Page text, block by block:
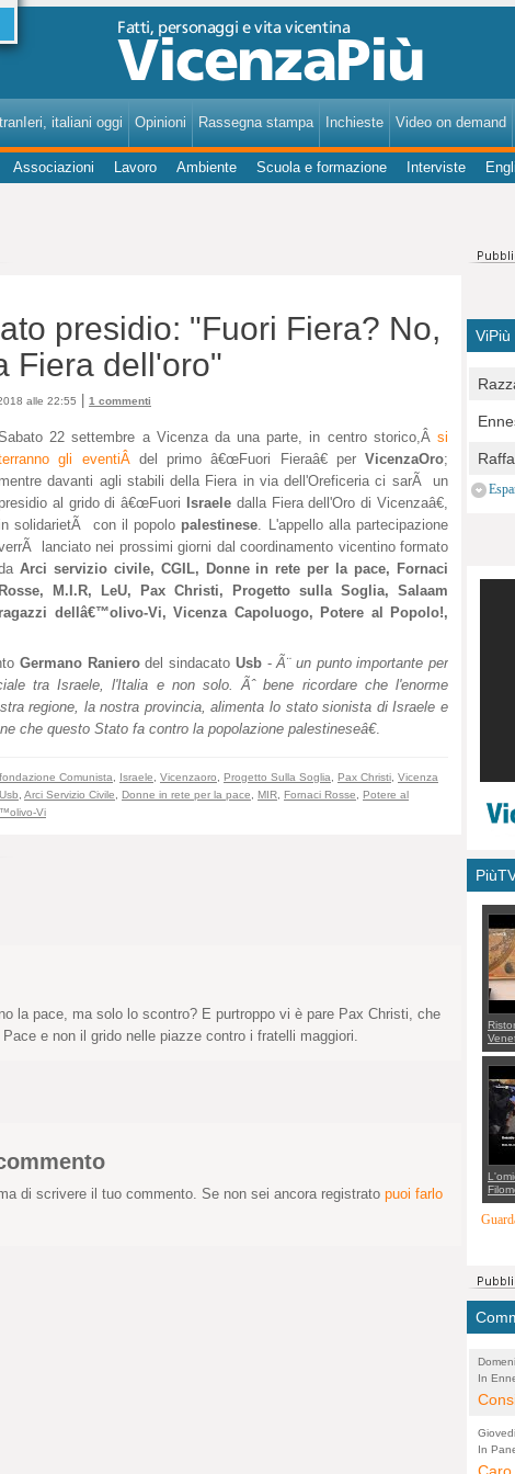
italiani oggi Opinioni Rassegna stampa Inchieste Video on demand
Associazioni Lavoro Ambiente Scuola e formazione Interviste
presidio: "Fuori Fiera? No,
Fiera dell'oro"
alle 22:55 1 commenti
22 settembre a Vicenza da una parte, in centro storico,Â si
gli eventiÂ del primo â€œFuori Fieraâ€ per VicenzaOro;
mentre davanti agli stabili della Fiera in via dell'Oreficeria ci sarÃ un
presidio al grido di â€œFuori
Israele dalla Fiera dell'Oro di Vicenzaâ€,
in solidarietÃ con il popolo palestinese. L'appello alla partecipazione
lanciato nei prossimi giorni dal coordinamento vicentino formato
Arci servizio civile, CGIL, Donne in rete per la pace, Fornaci
Rosse, M.I.R, LeU, Pax Christi, Progetto sulla Soglia, Salaam
ragazzi dellâ€™olivo-Vi, Vicenza Capoluogo, Potere al Popolo!,
Germano Ranierodel sindacato Usb -Ã¨ un punto importante per
tra Israele, l'Italia e non solo. Ãˆ bene ricordare che l'enorme
regione, la nostra provincia, alimenta lo stato sionista di Israele e
che questo Stato fa contro la popolazione palestineseâ€.
Comunista Israele Vicenzaoro Progetto Sulla Soglia Pax Christi Vicenza
Usb Arci Servizio Civile Donne in rete per la pace MIR Fornaci Rosse
Potere al
Vi
la pace, ma solo lo scontro? E purtroppo vi è pare Pax Christi, che
e non il grido nelle piazze contro i fratelli maggiori.
di scrivere il tuo commento. Se non sei ancora registrato puoi farlo
ViPiù
per
E
con
In
In